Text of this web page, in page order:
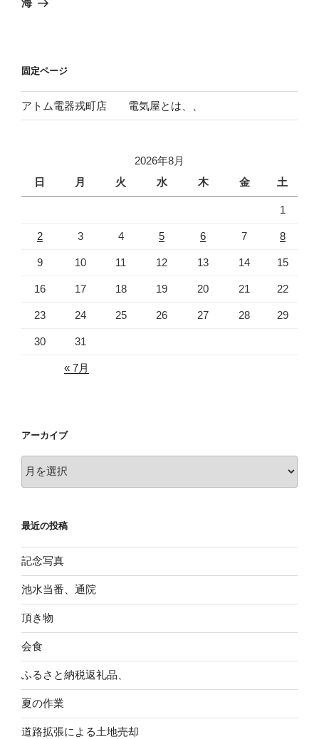
ン
海
固定ページ
アトム電器戎町店 電気屋とは、、
2026年8月
日
月 火 水 木 金 土
1
2 3 4 5 6 7 8
9 10 11 12 13 14 15
16 17 18 19 20 21 22
23 24 25 26 27 28 29
30 31
« 7月
アーカイブ
ア
ー
ブ
最近の投稿
記念写真
池水当番、通院
頂き物
会食
ふるさと納税返礼品、
夏の作業
道路拡張による土地売却